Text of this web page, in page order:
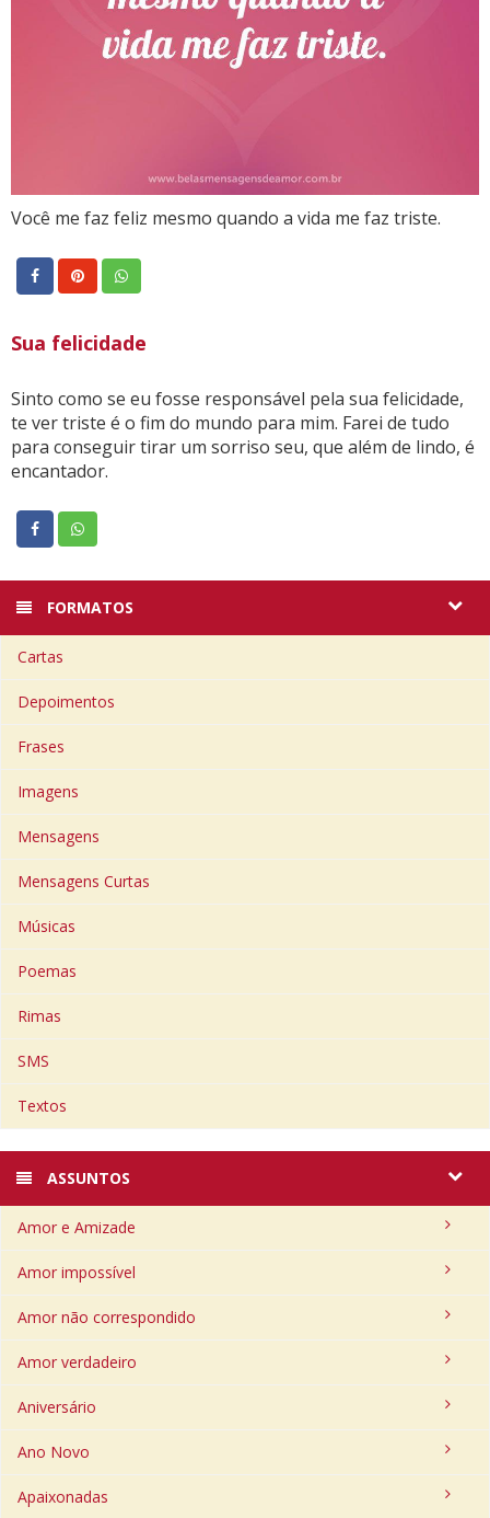
Você me faz feliz mesmo quando a vida me faz triste.
Sua felicidade
Sinto como se eu fosse responsável pela sua felicidade,
te ver triste é o fim do mundo para mim. Farei de tudo
para conseguir tirar um sorriso seu, que além de lindo, é
encantador.
FORMATOS
Cartas
Depoimentos
Frases
Imagens
Mensagens
Mensagens Curtas
Músicas
Poemas
Rimas
SMS
Textos
ASSUNTOS
Amor e Amizade
Amor impossível
Amor não correspondido
Amor verdadeiro
Aniversário
Ano Novo
Apaixonadas